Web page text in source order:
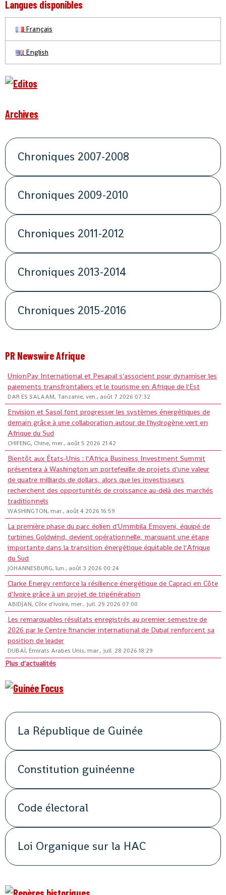
Langues disponibles
Français
English
Archives
Chroniques 2007-2008
Chroniques 2009-2010
Chroniques 2011-2012
Chroniques 2013-2014
Chroniques 2015-2016
PR Newswire Afrique
UnionPay International et Pesapal s'associent pour dynamiser les
paiements transfrontaliers et le tourisme en Afrique de l'Est
DAR ES SALAAM, Tanzanie, ven., août 7 2026 07:32
Envision et Sasol font progresser les systèmes énergétiques de
demain grâce à une collaboration autour de l'hydrogène vert en
Afrique du Sud
CHIFENG, Chine, mer., août 5 2026 21:42
Bientôt aux États-Unis : l'Africa Business Investment Summit
présentera à Washington un portefeuille de projets d'une valeur
de quatre milliards de dollars, alors que les investisseurs
recherchent des opportunités de croissance au-delà des marchés
traditionnels
WASHINGTON, mar., août 4 2026 16:59
La première phase du parc éolien d'Ummbila Emoyeni, équipé de
turbines Goldwind, devient opérationnelle, marquant une étape
importante dans la transition énergétique équitable de l'Afrique
du Sud
JOHANNESBURG, lun., août 3 2026 00:24
Clarke Energy renforce la résilience énergétique de Capraci en Côte
d'Ivoire grâce à un projet de trigénération
ABIDJAN, Côte d'Ivoire, mer., juil. 29 2026 07:00
Les remarquables résultats enregistrés au premier semestre de
2026 par le Centre financier international de Dubaï renforcent sa
position de leader
DUBAÏ, Émirats Arabes Unis, mar., juil. 28 2026 18:29
Plus d'actualités
La République de Guinée
Constitution guinéenne
Code électoral
Loi Organique sur la HAC